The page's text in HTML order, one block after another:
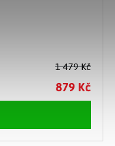
1 479 Kč
879 Kč